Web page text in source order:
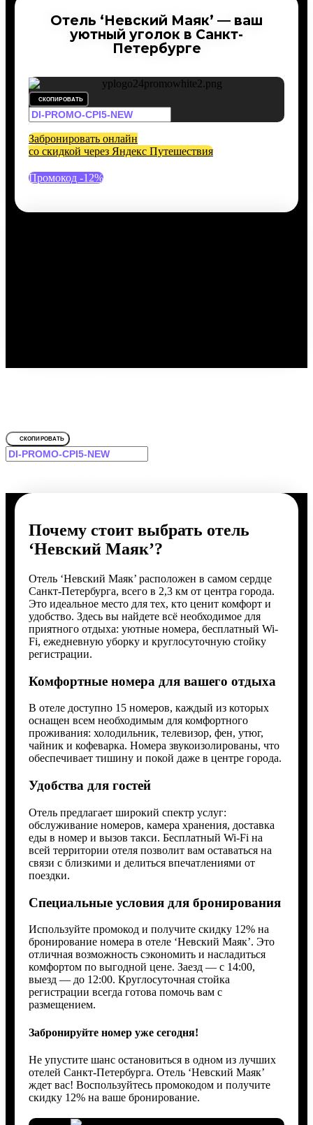
Отель ‘Невский Маяк’ — ваш
уютный уголок в Санкт-
Петербурге
СКОПИРОВАТЬ
Забронировать онлайн
со скидкой через Яндекс Путешествия
Промокод -12%
СКОПИРОВАТЬ
Почему стоит выбрать отель
‘Невский Маяк’?
Отель ‘Невский Маяк’ расположен в самом сердце
Санкт-Петербурга, всего в 2,3 км от центра города.
Это идеальное место для тех, кто ценит комфорт и
удобство. Здесь вы найдете всё необходимое для
приятного отдыха: уютные номера, бесплатный Wi-
Fi, ежедневную уборку и круглосуточную стойку
регистрации.
Комфортные номера для вашего отдыха
В отеле доступно 15 номеров, каждый из которых
оснащен всем необходимым для комфортного
проживания: холодильник, телевизор, фен, утюг,
чайник и кофеварка. Номера звукоизолированы, что
обеспечивает тишину и покой даже в центре города.
Удобства для гостей
Отель предлагает широкий спектр услуг:
обслуживание номеров, камера хранения, доставка
еды в номер и вызов такси. Бесплатный Wi-Fi на
всей территории отеля позволит вам оставаться на
связи с близкими и делиться впечатлениями от
поездки.
Специальные условия для бронирования
Используйте промокод и получите скидку 12% на
бронирование номера в отеле ‘Невский Маяк’. Это
отличная возможность сэкономить и насладиться
комфортом по выгодной цене. Заезд — с 14:00,
выезд — до 12:00. Круглосуточная стойка
регистрации всегда готова помочь вам с
размещением.
Забронируйте номер уже сегодня!
Не упустите шанс остановиться в одном из лучших
отелей Санкт-Петербурга. Отель ‘Невский Маяк’
ждет вас! Воспользуйтесь промокодом и получите
скидку 12% на ваше бронирование.